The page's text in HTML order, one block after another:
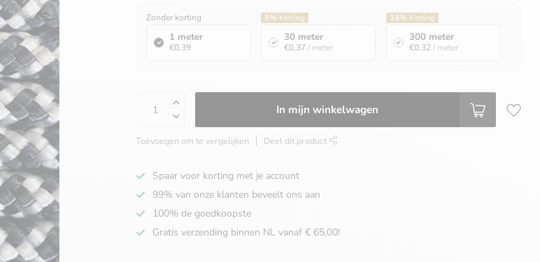
Zonder korting
1 meter
€0,39
5% Korting
30 meter
€0,37 / meter
18% Korting
300 meter
€0,32 / meter
In mijn winkelwagen
Toevoegen om te vergelijken Deel dit product
Spaar voor korting met je account
99% van onze klanten beveelt ons aan
100% de goedkoopste
Gratis verzending binnen NL vanaf € 65,00!